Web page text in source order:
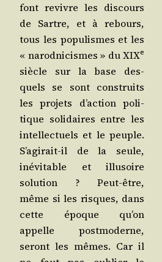
font revivre les dis­cours
de Sartre, et à rebours,
tous les popu­lismes et les
« narod­ni­cismes » du XIXe
siècle sur la base des­
quels se sont construits
les pro­jets d’ac­tion poli­
tique soli­daires entre les
intel­lec­tuels et le peuple.
S’a­gi­rait-il de la seule,
inévi­table et illu­soire
solu­tion ? Peut-être,
même si les risques, dans
cette époque qu’on
appelle post­mo­derne,
seront les mêmes. Car il